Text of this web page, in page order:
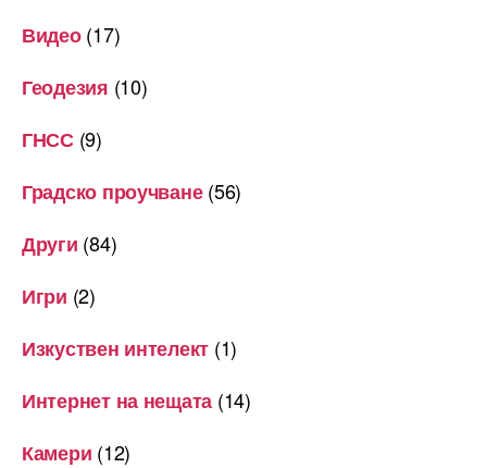
Видео(17)
Геодезия (10)
ГНСС(9)
Градско проучване(56)
Други (84)
Игри (2)
Изкуствен интелект (1)
Интернет на нещата (14)
Камери (12)